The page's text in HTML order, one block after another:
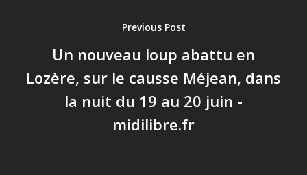
Previous Post
Un nouveau loup abattu en
Lozère, sur le causse Méjean, dans
la nuit du 19 au 20 juin -
midilibre.fr